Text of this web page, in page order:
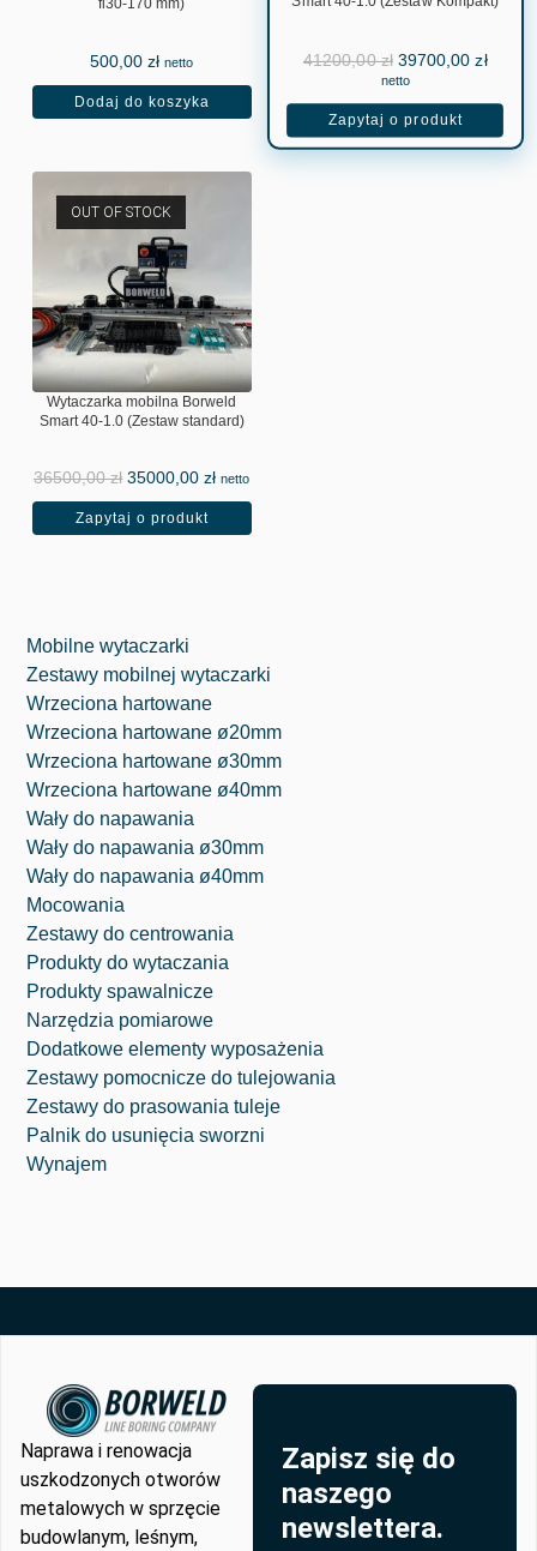
fi30-170 mm)
500,00zł netto
Dodaj do koszyka
41200,00zł 39700,00zł
netto
Zapytaj o produkt
OUT OF STOCK
Wytaczarka mobilna Borweld
Smart 40-1.0 (Zestaw standard)
36500,00zł 35000,00zł netto
Zapytaj o produkt
Mobilne wytaczarki
Zestawy mobilnej wytaczarki
Wrzeciona hartowane
Wrzeciona hartowane ø20mm
Wrzeciona hartowane ø30mm
Wrzeciona hartowane ø40mm
Wały do napawania
Wały do napawania ø30mm
Wały do napawania ø40mm
Mocowania
Zestawy do centrowania
Produkty do wytaczania
⁠Produkty spawalnicze
Narzędzia pomiarowe
Dodatkowe elementy wyposażenia
Zestawy pomocnicze do tulejowania
Zestawy do prasowania tuleje
Palnik do usunięcia sworzni
Wynajem
Naprawa i renowacja
uszkodzonych otworów
metalowych w sprzęcie
budowlanym, leśnym,
Zapisz się do
naszego
newslettera.